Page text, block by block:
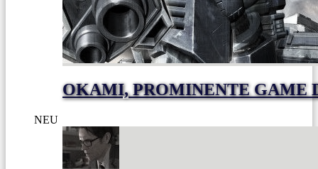
OKAMI, PROMINENTE GAME
NEU